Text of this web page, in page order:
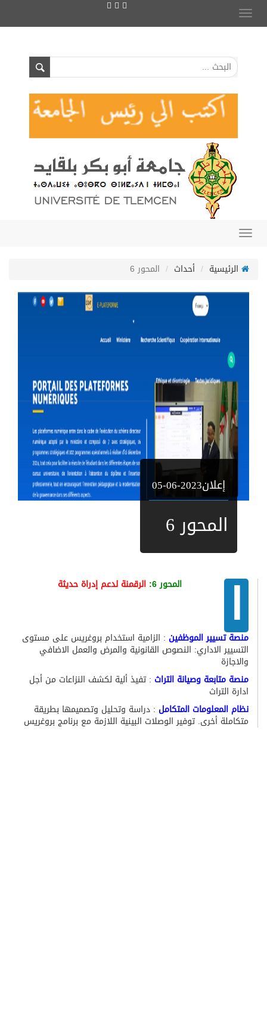
Toggle
navigation
Toggle
الرئيسية
أحداث المحور 6
إعلان05-06-2023
المحور 6
ا المحور 6: الرقمنة لدعم إدراة حديثة
منصة تسيير الموظفين: الزامية استخدام بروغريس على مستوى
التسيير الاداري: النصوص القانونية والمرض والعمل الاضافي
والاجازة
منصة متابعة وصيانة التراث: تفيذ ألية لكشف النزاعات من أجل
ادارة التراث
نظام المعلومات المتكامل: دراسة وتحليل وتصميمها بطريقة
متكاملة أخرى. توفير الوصلات البينية اللازمة مع برنامج بروغريس